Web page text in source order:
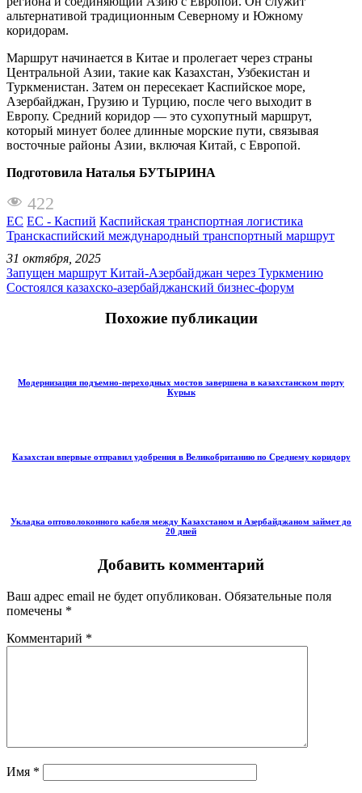
альтернативой традиционным Северному и Южному
коридорам.
Маршрут начинается в Китае и пролегает через страны
Центральной Азии, такие как Казахстан, Узбекистан и
Туркменистан. Затем он пересекает Каспийское море,
Азербайджан, Грузию и Турцию, после чего выходит в
Европу. Средний коридор — это сухопутный маршрут,
который минует более длинные морские пути, связывая
восточные районы Азии, включая Китай, с Европой.
Подготовила Наталья БУТЫРИНА
422
ЕС ЕС - Каспий Каспийская транспортная логистика
Транскаспийский международный транспортный маршрут
31 октября, 2025
Запущен маршрут Китай-Азербайджан через Туркмению
Состоялся казахско-азербайджанский бизнес-форум
Похожие публикации
Модернизация подъемно-переходных мостов завершена в казахстанском порту
Курык
Казахстан впервые отправил удобрения в Великобританию по Среднему коридору
Укладка оптоволоконного кабеля между Казахстаном и Азербайджаном займет до
20 дней
Добавить комментарий
Ваш адрес email не будет опубликован. Обязательные поля
помечены *
Комментарий *
Имя *